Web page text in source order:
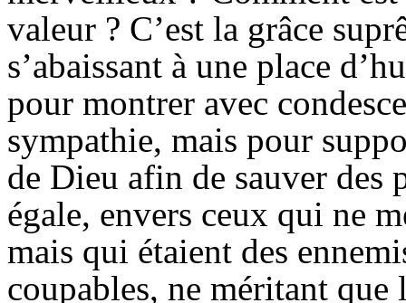
valeur ? C’est la grâce
s’abaissant à une place
pour montrer avec
sympathie, mais pour
de Dieu afin de sauver des
égale, envers ceux qui ne
mais qui étaient des
coupables, ne méritant que